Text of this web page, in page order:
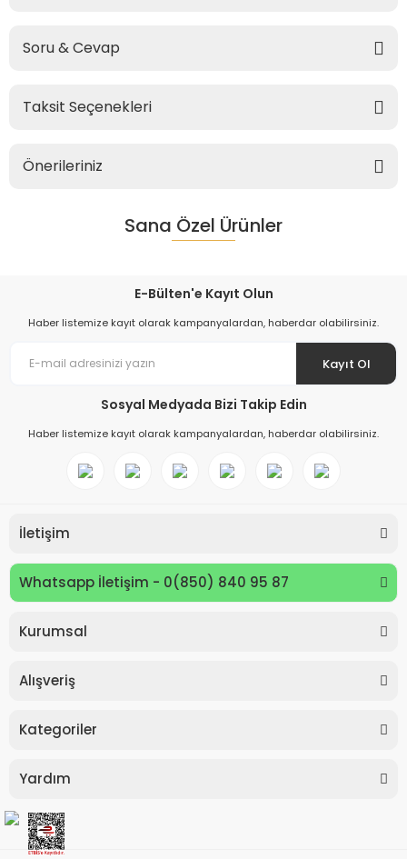
Soru & Cevap
Taksit Seçenekleri
Önerileriniz
Sana Özel Ürünler
E-Bülten'e Kayıt Olun
Haber listemize kayıt olarak kampanyalardan, haberdar olabilirsiniz.
Kayıt Ol
Sosyal Medyada Bizi Takip Edin
Haber listemize kayıt olarak kampanyalardan, haberdar olabilirsiniz.
İletişim
Whatsapp İletişim - 0(850) 840 95 87
Kurumsal
Alışveriş
Kategoriler
Yardım